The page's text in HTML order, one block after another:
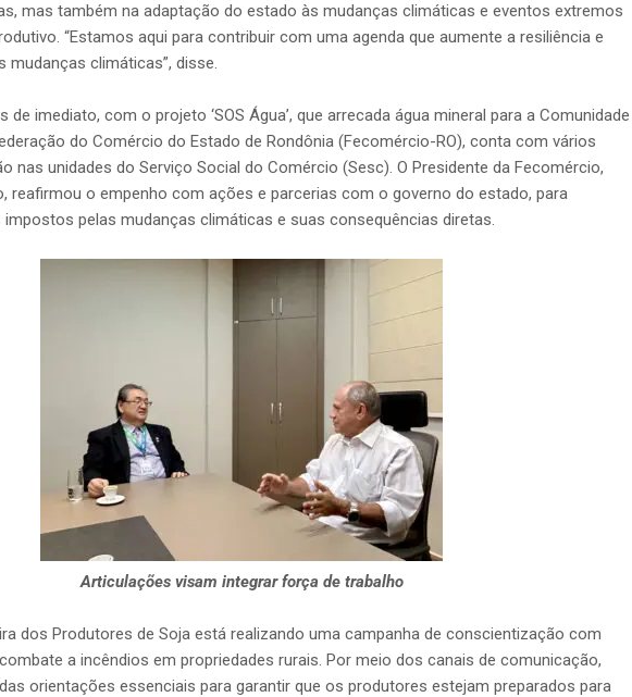
mas também na adaptação do estado às mudanças climáticas e eventos extremos
“Estamos aqui para contribuir com uma agenda que aumente a resiliência e
climáticas”, disse.
imediato, com o projeto ‘SOS Água’, que arrecada água mineral para a Comunidade
do Comércio do Estado de Rondônia (Fecomércio-RO), conta com vários
nas unidades do Serviço Social do Comércio (Sesc). O Presidente da Fecomércio,
reafirmou o empenho com ações e parcerias com o governo do estado, para
pelas mudanças climáticas e suas consequências diretas.
Articulações visam integrar força de trabalho
dos Produtores de Soja está realizando uma campanha de conscientização com
a incêndios em propriedades rurais. Por meio dos canais de comunicação,
orientações essenciais para garantir que os produtores estejam preparados para